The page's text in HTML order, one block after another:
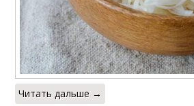
Читать дальше →